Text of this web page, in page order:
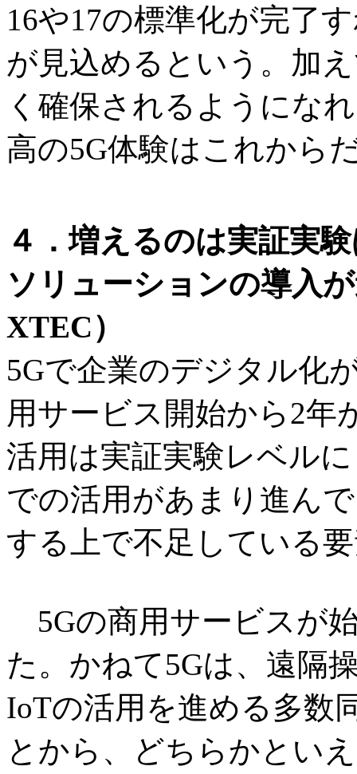
16や17の標準化が完了
が見込めるという。加
く確保されるようにな
高の5G体験はこれから
４．増えるのは実証実
ソリューションの導入
XTEC）
5Gで企業のデジタル化
用サービス開始から2年
活用は実証実験レベル
での活用があまり進ん
する上で不足している
5Gの商用サービスが
た。かねて5Gは、遠隔
IoTの活用を進める多数
とから、どちらかとい